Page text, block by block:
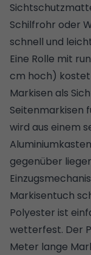
Schilfrohr oder
schnell und
Eine Rolle mit
cm hoch) kostet
Markisen als
Seitenmarkisen
wird aus einem
gegenüber
Markisentuch
Polyester ist
wetterfest. Der
Meter lange